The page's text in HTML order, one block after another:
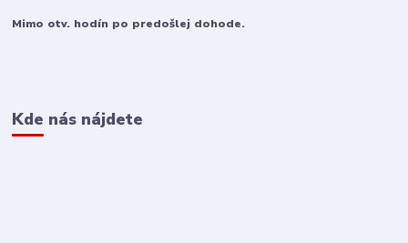
Mimo otv. hodín po predošlej dohode.
Kde nás nájdete